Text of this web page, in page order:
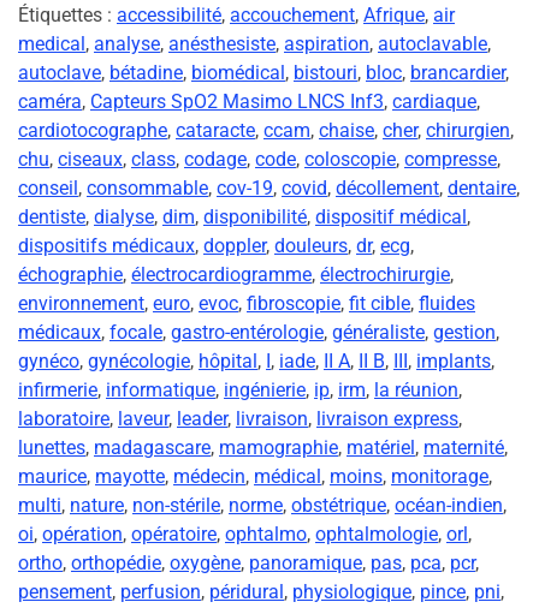
Étiquettes : accessibilité, accouchement, Afrique, air
medical , analyse, anésthesiste, aspiration, autoclavable,
autoclave, bétadine, biomédical , bistouri, bloc, brancardier,
caméra, Capteurs SpO2 Masimo LNCS Inf3, cardiaque,
cardiotocographe, cataracte, ccam, chaise, cher, chirurgien,
chu, ciseaux, class, codage, code, coloscopie, compresse,
conseil , consommable, cov-19, covid, décollement, dentaire,
dentiste, dialyse, dim, disponibilité, dispositif médical ,
dispositifs médicaux, doppler, douleurs, dr, ecg,
échographie, électrocardiogramme, électrochirurgie,
environnement, euro, evoc, fibroscopie, fit cible, fluides
médicaux, focale, gastro-entérologie, généraliste, gestion,
gynéco, gynécologie, hôpital , , iade, II A, II B, , implants,
infirmerie, informatique, ingénierie, ip, irm, la réunion,
laboratoire, laveur, leader, livraison, livraison express,
lunettes, madagascare, mamographie, matériel , maternité,
maurice, mayotte, médecin, médical , moins, monitorage,
multi, nature, non-stérile, norme, obstétrique, océan-indien,
oi, opération, opératoire, ophtalmo, ophtalmologie, orl ,
ortho, orthopédie, oxygène, panoramique, pas, pca, pcr,
pensement, perfusion, péridural , physiologique, pince, pni,